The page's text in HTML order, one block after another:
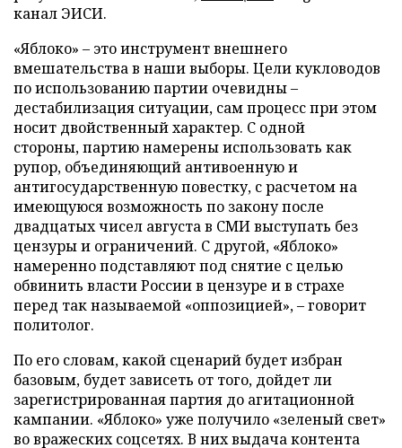
канал ЭИСИ.
«Яблоко» – это инструмент внешнего
вмешательства в наши выборы. Цели кукловодов
по использованию партии очевидны –
дестабилизация ситуации, сам процесс при этом
носит двойственный характер. С одной
стороны, партию намерены использовать как
рупор, объединяющий антивоенную и
антигосударственную повестку, с расчетом на
имеющуюся возможность по закону после
двадцатых чисел августа в СМИ выступать без
цензуры и ограничений. С другой, «Яблоко»
намеренно подставляют под снятие с целью
обвинить власти России в цензуре и в страхе
перед так называемой «оппозицией», – говорит
политолог.
По его словам, какой сценарий будет избран
базовым, будет зависеть от того, дойдет ли
зарегистрированная партия до агитационной
кампании. «Яблоко» уже получило «зеленый свет»
во вражеских соцсетях. В них выдача контента